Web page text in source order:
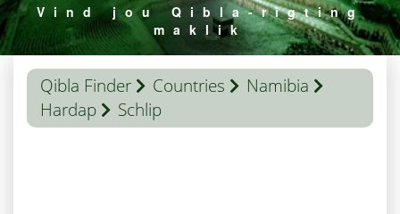
Vind jou Qibla-rigting
maklik
Qibla Finder Countries
Namibia
Hardap
Schlip